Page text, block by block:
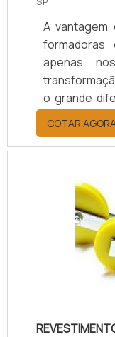
A vantagem
formadoras
apenas
o grande
garantir ao
pois o
de grande
corrosivos
de
COTAR AGORA